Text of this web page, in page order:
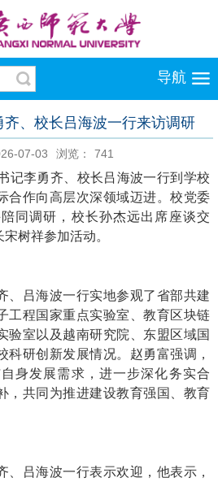
导航
、校长吕海波一行来访调研
07-03 浏览： 741
记李勇齐、校长吕海波一行到学校
合作向高层次深领域迈进。校党委
同调研，校长孙杰远出席座谈交
树祥参加活动。
、吕海波一行实地参观了省部共建
工程国家重点实验室、教育区块链
验室以及越南研究院、东盟区域国
科研创新发展情况。赵勇富强调，
身发展需求，进一步深化务实合
，共同为推进建设教育强国、教育
、吕海波一行表示欢迎，他表示，